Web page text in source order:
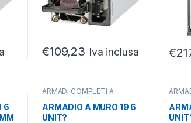
€109,23 Iva inclusa €
6
ARMADI COMPLETI A
SERVER
ARMADIO A MURO 19 6
UNIT?